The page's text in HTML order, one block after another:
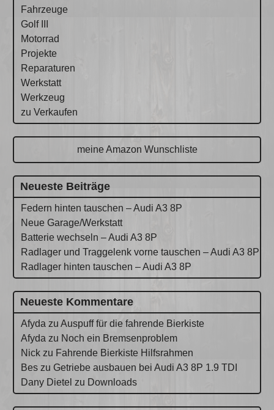
Fahrzeuge
Golf III
Motorrad
Projekte
Reparaturen
Werkstatt
Werkzeug
zu Verkaufen
meine Amazon Wunschliste
Neueste Beiträge
Federn hinten tauschen – Audi A3 8P
Neue Garage/Werkstatt
Batterie wechseln – Audi A3 8P
Radlager und Traggelenk vorne tauschen – Audi A3 8P
Radlager hinten tauschen – Audi A3 8P
Neueste Kommentare
Afyda zuAuspuff für die fahrende Bierkiste
Afyda zu Noch ein Bremsenproblem
Nick zu Fahrende Bierkiste Hilfsrahmen
Bes zuGetriebe ausbauen bei Audi A3 8P 1.9 TDI
Dany Dietel zu Downloads